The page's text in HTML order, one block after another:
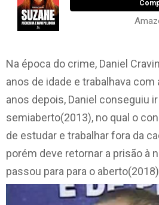
Na época do crime, Daniel
anos de idade e trabalhava
anos depois, Daniel conseguiu
semiaberto(2013), no qual o
de estudar e trabalhar fora da
porém deve retornar a prisão à
passou para para o